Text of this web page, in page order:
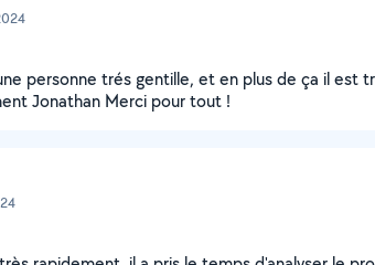
personne trés gentille, et en plus de ça il est
Jonathan Merci pour tout !